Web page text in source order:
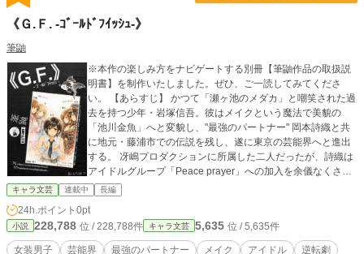
《Ｇ.Ｆ. -ｺﾞｰﾙﾄﾞﾌｲｯｼｭ-》
筆鼬
※本作の楽しみ方をナビゲートする別冊【筆鼬作品の取扱説
明書】を制作いたしました。ぜひ、ご一読してみてくださ
い。 【あらすじ】 かつて「瀬ヶ池のメダカ」と嘲笑された過
去を持つ少年・岩塚信吾。彼はメイクという魔法で美貌の
「池川金魚」へと変貌し、"最強のパートナー" 岡本詩織と共
に地元・藤浦市での伝説を残し、遂に東京の芸能界へと進出
する。 冴嶋プロダクションに所属した二人だったが、詩織は
アイドルグループ「Peace prayer」への加入を余儀なくさ
れ、裏方志望の信吾もその類稀なる美貌から"天才女装タレン
ト"としてのデビューを迫られ、こうして新たな環境での葛藤
の日々が始まる。 そんな中、かつて藤浦で金魚に憧れ、その
背中を追ってきた少女・五十峯雫が上京し、二人の強力な味
方として合流する。 物語が大きく動くのは、数多のアイドル
キャラ文芸 連載中 長編
24h.ポイント 0pt
小説 228,788 位 / 228,788件 キャラ文芸 5,635 位 / 5,635件
女装男子 芸能界 最強のパートナー メイク アイドル
逆転劇